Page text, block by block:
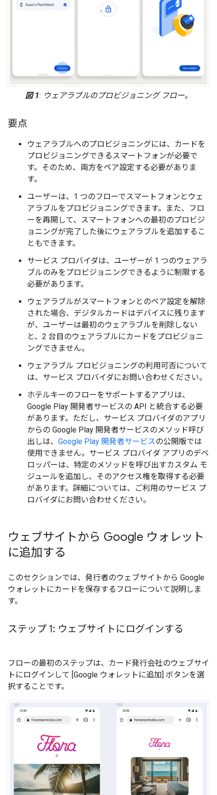
図 1: ウェアラブルのプロビジョニング フロー。
要点
ウェアラブルへのプロビジョニングには、カードを
プロビジョニングできるスマートフォンが必要で
す。そのため、両方をペア設定する必要がありま
す。
ユーザーは、1 つのフローでスマートフォンとウェ
アラブルをプロビジョニングできます。また、フロ
ーを再開して、スマートフォンへの最初のプロビジ
ョニングが完了した後にウェアラブルを追加するこ
ともできます。
サービス プロバイダは、ユーザーが 1 つのウェアラ
ブルのみをプロビジョニングできるように制限する
必要があります。
ウェアラブルがスマートフォンとのペア設定を解除
された場合、デジタルカードはデバイスに残ります
が、ユーザーは最初のウェアラブルを削除しない
と、2 台目のウェアラブルにカードをプロビジョニ
ングできません。
ウェアラブル プロビジョニングの利用可否について
は、サービス プロバイダにお問い合わせください。
ホテルキーのフローをサポートするアプリは、
Google Play 開発者サービスの API と統合する必要
があります。ただし、サービス プロバイダのアプリ
からの Google Play 開発者サービスのメソッド呼び
出しは、 Google Play 開発者サービスの公開版では
使用できません。サービス プロバイダ アプリのデベ
ロッパーは、特定のメソッドを呼び出すカスタム モ
ジュールを追加し、そのアクセス権を取得する必要
があります。詳細については、ご利用のサービス プ
ロバイダにお問い合わせください。
ウェブサイトから Google ウォレット
に追加する
このセクションでは、発行者のウェブサイトから Google
ウォレットにカードを保存するフローについて説明しま
す。
ステップ 1: ウェブサイトにログインする
フローの最初のステップは、カード発行会社のウェブサイ
トにログインして [Google ウォレットに追加] ボタンを選
択することです。